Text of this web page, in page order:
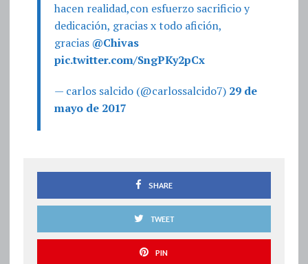
hacen realidad,con esfuerzo sacrificio y
dedicación, gracias x todo afición,
gracias @Chivas
pic.twitter.com/SngPKy2pCx
— carlos salcido (@carlossalcido7) 29 de
mayo de 2017
SHARE
TWEET
PIN